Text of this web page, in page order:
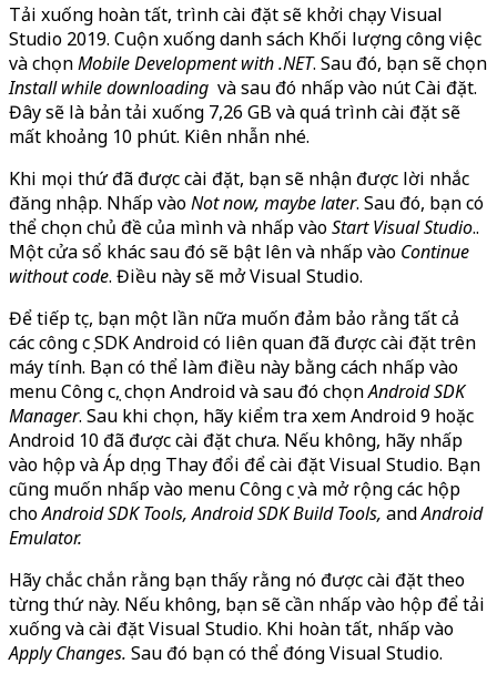
Tải xuống hoàn tất, trình cài đặt sẽ khởi chạy Visual
Studio 2019. Cuộn xuống danh sách Khối lượng công việc
và chọnMobile Development with .NET. Sau đó, bạn sẽ chọn
Install while downloading và sau đó nhấp vào nút Cài đặt.
Đây sẽ là bản tải xuống 7,26 GB và quá trình cài đặt sẽ
mất khoảng 10 phút. Kiên nhẫn nhé.
Khi mọi thứ đã được cài đặt, bạn sẽ nhận được lời nhắc
đăng nhập. Nhấp vàoNot now, maybe later. Sau đó, bạn có
thể chọn chủ đề của mình và nhấp vàoStart Visual Studio..
Một cửa sổ khác sau đó sẽ bật lên và nhấp vào Continue
without code. Điều này sẽ mở Visual Studio.
Để tiếp tục, bạn một lần nữa muốn đảm bảo rằng tất cả
các công cụ SDK Android có liên quan đã được cài đặt trên
máy tính. Bạn có thể làm điều này bằng cách nhấp vào
menu Công cụ, chọn Android và sau đó chọnAndroid SDK
Manager. Sau khi chọn, hãy kiểm tra xem Android 9 hoặc
Android 10 đã được cài đặt chưa. Nếu không, hãy nhấp
vào hộp và Áp dụng Thay đổi để cài đặt Visual Studio. Bạn
cũng muốn nhấp vào menu Công cụ và mở rộng các hộp
choAndroid SDK Tools, Android SDK Build Tools, andAndroid
Emulator.
Hãy chắc chắn rằng bạn thấy rằng nó được cài đặt theo
từng thứ này. Nếu không, bạn sẽ cần nhấp vào hộp để tải
xuống và cài đặt Visual Studio. Khi hoàn tất, nhấp vào
Apply Changes. Sau đó bạn có thể đóng Visual Studio.